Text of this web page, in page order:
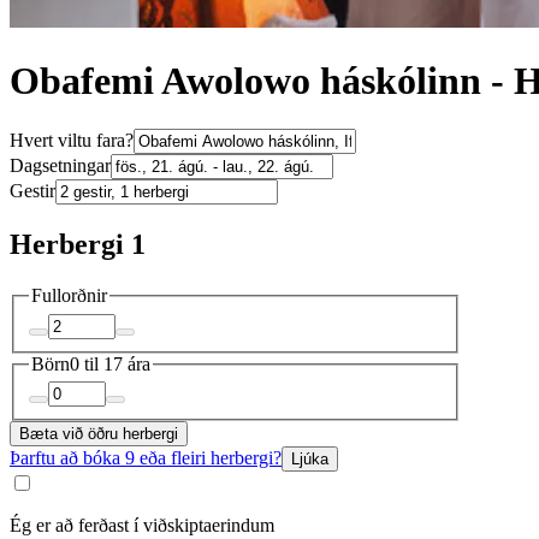
Obafemi Awolowo háskólinn -
Hvert viltu fara?
Dagsetningar
Gestir
Herbergi 1
Fullorðnir
Börn0 til 17 ára
Bæta við öðru herbergi
Þarftu að bóka 9 eða fleiri herbergi? Ljúka
Ég er að ferðast í viðskiptaerindum